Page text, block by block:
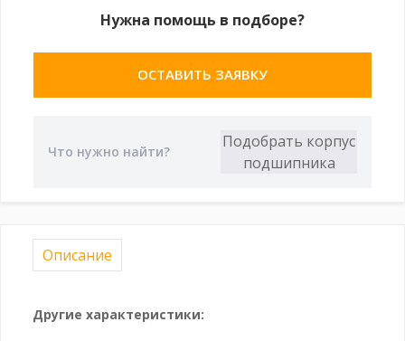
Нужна помощь в подборе?
ОСТАВИТЬ ЗАЯВКУ
Описание
Другие характеристики: